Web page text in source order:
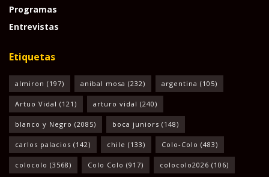
Programas
Entrevistas
Etiquetas
almiron (197) anibal mosa (232) argentina (105)
Artuo Vidal (121) arturo vidal (240)
blanco y Negro (2085) boca juniors (148)
carlos palacios (142) chile (133) Colo-Colo (483)
colocolo (3568) Colo Colo (917) colocolo2026 (106)